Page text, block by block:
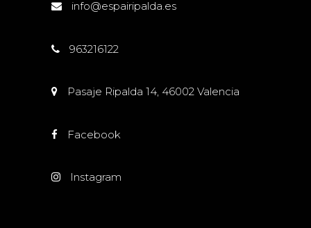
info@espairipalda.es
963216122
Pasaje Ripalda 14, 46002 Valencia
Facebook
Instagram